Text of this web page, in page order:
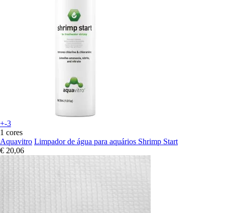
+-3
1 cores
Aquavitro Limpador de água para aquários Shrimp Start
€ 20,06